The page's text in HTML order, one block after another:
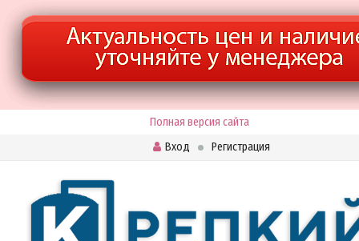
Полная версия сайта
Вход
Регистрация